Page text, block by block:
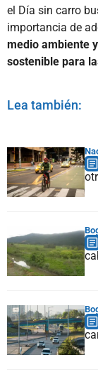
el Día sin carro
importancia de
medio ambiente
sostenible para
Lea también: